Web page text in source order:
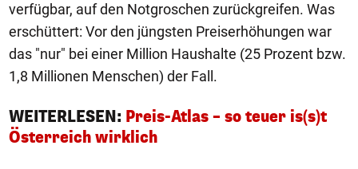
verfügbar, auf den Notgroschen zurückgreifen. Was
erschüttert: Vor den jüngsten Preiserhöhungen war
das "nur" bei einer Million Haushalte (25 Prozent bzw.
1,8 Millionen Menschen) der Fall.
WEITERLESEN: Preis-Atlas – so teuer is(s)t
Österreich wirklich